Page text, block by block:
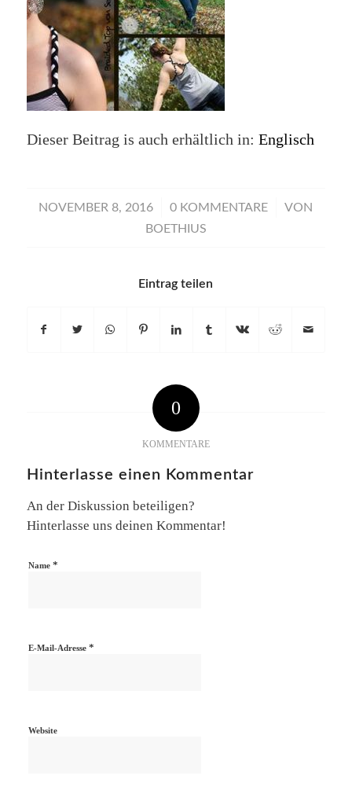
Dieser Beitrag is auch erhältlich in: Englisch
NOVEMBER 8, 2016
/ 0 KOMMENTARE
/
VON
BOETHIUS
Eintrag teilen
0
KOMMENTARE
Hinterlasse einen Kommentar
An der Diskussion beteiligen?
Hinterlasse uns deinen Kommentar!
Name *
E-Mail-Adresse *
Website